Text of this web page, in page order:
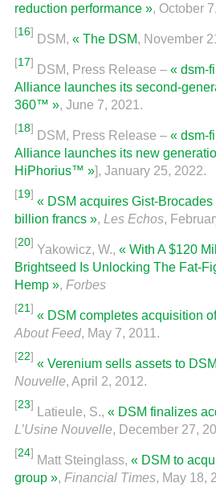
reduction performance », October
[16]
DSM, « The DSM, November
[17]
DSM, Press Release – « dsm-
Alliance launches its second-
360™ », June 7, 2021.
[18]
DSM, Press Release – « dsm-
Alliance launches its new
HiPhorius™ »], January 25, 2022.
[19]
« DSM acquires Gist-Brocades
billion francs », Les Echos,
[20]
Yakowicz, W., « With A $120
Brightseed Is Unlocking The Fat-
Hemp », Forbes
[21]
« DSM completes acquisition
About Feed, May 7, 2011.
[22]
« Verenium sells assets to
Nouvelle, April 2, 2012.
[23]
Latieule, S., « DSM finalizes
L’Usine Nouvelle, December 27,
[24]
Matt Steinglass, « DSM to
group », Financial Times, May 18,